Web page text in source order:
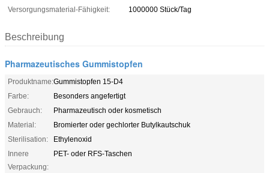
Versorgungsmaterial-Fähigkeit:
1000000 Stück/Tag
Beschreibung
Pharmazeutisches Gummistopfen
Produktname:Gummistopfen 15-D4
Farbe:
Besonders angefertigt
Gebrauch:
Pharmazeutisch oder kosmetisch
Material:
Bromierter oder gechlorter Butylkautschuk
Sterilisation:
Ethylenoxid
Innere
Verpackung:
PET- oder RFS-Taschen